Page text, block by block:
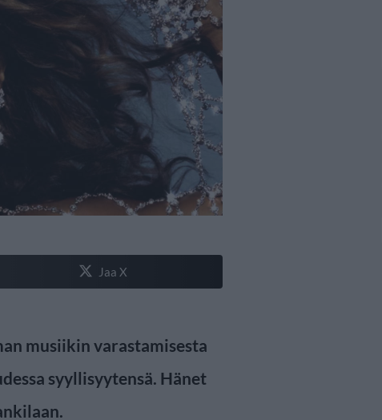
Jaa X
musiikin varastamisesta
syyllisyytensä. Hänet